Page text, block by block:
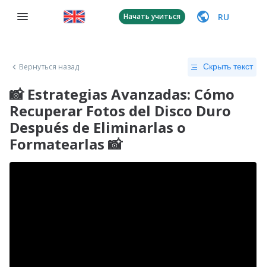
Начать учиться RU
Вернуться назад Скрыть текст
📸 Estrategias Avanzadas: Cómo
Recuperar Fotos del Disco Duro
Después de Eliminarlas o
Formatearlas 📸